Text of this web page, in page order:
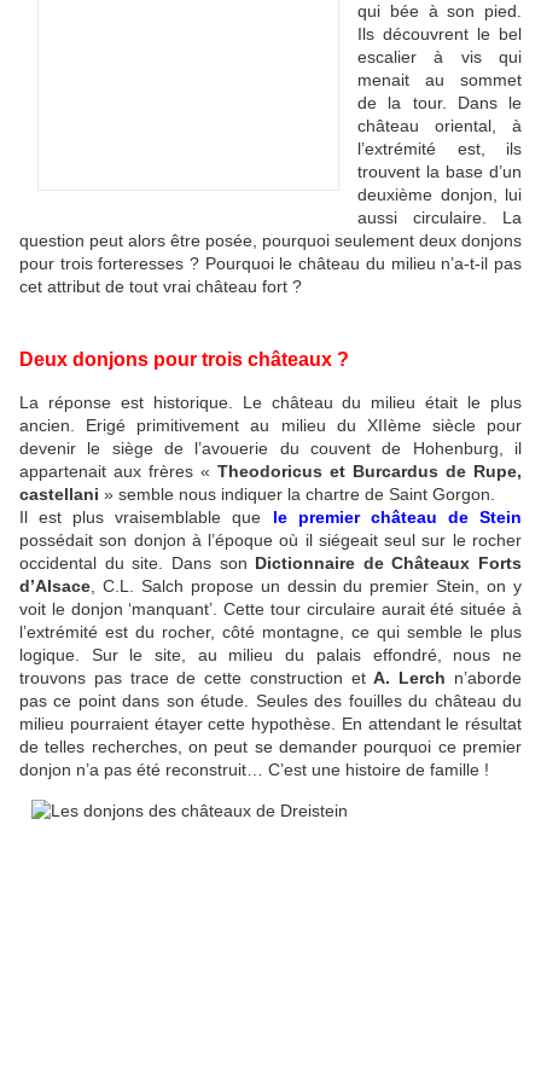
qui bée à son pied.
Ils découvrent le bel
escalier à vis qui
menait au sommet
de la tour. Dans le
château oriental, à
l’extrémité est, ils
trouvent la base d’un
deuxième donjon, lui
aussi circulaire. La
question peut alors être posée, pourquoi seulement deux donjons
pour trois forteresses ? Pourquoi le château du milieu n’a-t-il pas
cet attribut de tout vrai château fort ?
Deux donjons pour trois châteaux ?
La réponse est historique. Le château du milieu était le plus
ancien. Erigé primitivement au milieu du XIIème siècle pour
devenir le siège de l’avouerie du couvent de Hohenburg, il
appartenait aux frères « Theodoricus et Burcardus de Rupe,
castellani » semble nous indiquer la chartre de Saint Gorgon.
Il est plus vraisemblable que le premier château de Stein
possédait son donjon à l’époque où il siégeait seul sur le rocher
occidental du site. Dans son Dictionnaire de Châteaux Forts
d’Alsace , C.L. Salch propose un dessin du premier Stein, on y
voit le donjon ‘manquant’. Cette tour circulaire aurait été située à
l’extrémité est du rocher, côté montagne, ce qui semble le plus
logique. Sur le site, au milieu du palais effondré, nous ne
trouvons pas trace de cette construction etA. Lerch n’aborde
pas ce point dans son étude. Seules des fouilles du château du
milieu pourraient étayer cette hypothèse. En attendant le résultat
de telles recherches, on peut se demander pourquoi ce premier
donjon n’a pas été reconstruit… C’est une histoire de famille !